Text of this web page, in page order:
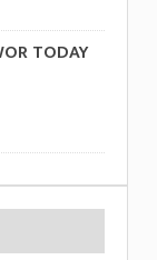
TODAY